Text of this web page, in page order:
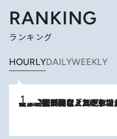
RANKING
ランキング
HOURLYDAILYWEEKLY
2026.8.5
【なぜ吉沢亮は「気配を消せる」のか？】興行収入208億の『国宝』を経て挑むミュージカル『ディア・エヴァン・ハンセン』。トップ俳優が舞台上でさらけ出した“孤独”とは